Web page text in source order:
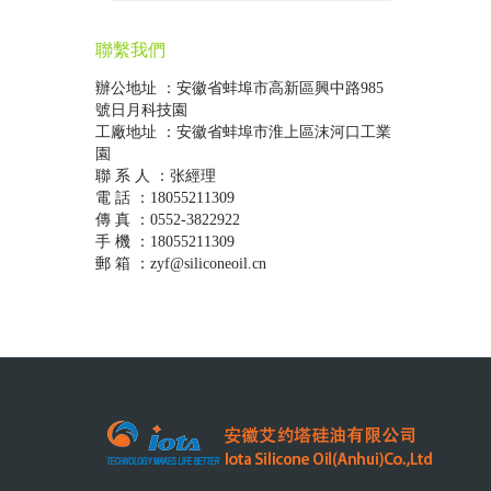
聯繫我們
辦公地址 ：安徽省蚌埠市高新區興中路985
號日月科技園
工廠地址 ：安徽省蚌埠市淮上區沫河口工業
園
聯 系 人 ：张經理
電 話 ：18055211309
傳 真 ：0552-3822922
手 機 ：18055211309
郵 箱 ：zyf@siliconeoil.cn